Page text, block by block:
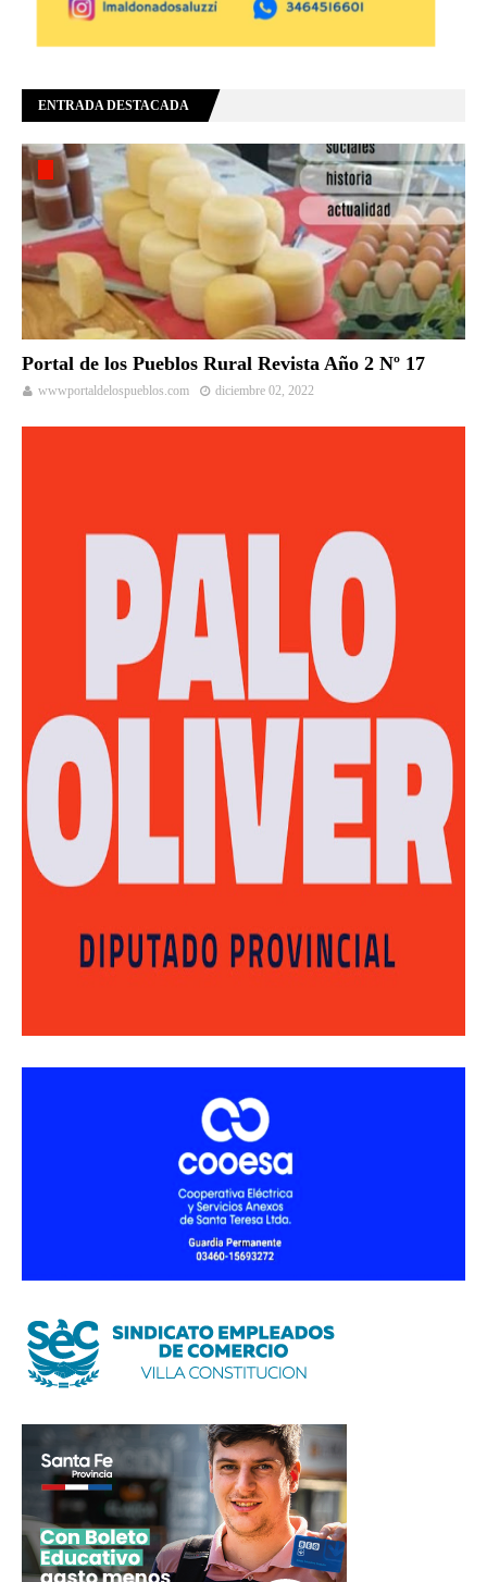
ENTRADA DESTACADA
Portal de los Pueblos Rural Revista Año 2 Nº 17
wwwportaldelospueblos.com diciembre 02, 2022